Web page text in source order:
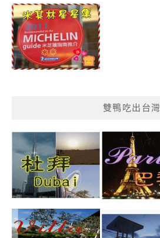
類
雙鴨吃出台灣